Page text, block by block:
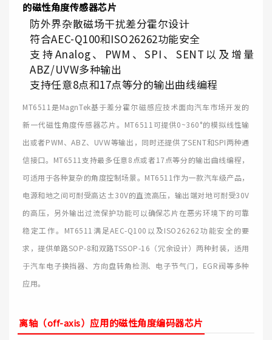
的磁性角度传感器芯片
防外界杂散磁场干扰差分霍尔设计
符合AEC-Q100和ISO26262功能安全
支持Analog、PWM、SPI、SENT以及增量
ABZ/UVW多种输出
支持任意8点和17点等分的输出曲线编程
MT6511是MagnTek基于差分霍尔磁感应技术面向汽车市场开发的
新一代磁性角度传感器芯片。MT6511可提供0~360°的模拟线性输
出或者PWM、ABZ、UVW等输出，同时还提供了SENT和SPI两种通
信接口。MT6511支持最多任意8点或者17点等分的输出曲线编程，
可适用于各种复杂的角度控制场景。MT6511作为一款汽车级产品，
电源和地之间可耐受高达±30V的直流高压，输出端对地可耐受30V
的高压，另外输出过流保护功能可以确保芯片在恶劣环境下的可靠
稳定工作。MT6511满足AEC-Q100以及ISO26262功能安全的要
求，提供单路SOP-8和双路TSSOP-16（冗余设计）两种封装，适用
于汽车电子换挡器、方向盘转角检测、电子节气门，EGR阀等多种
应用。
离轴（off-axis）应用的磁性角度编码器芯片